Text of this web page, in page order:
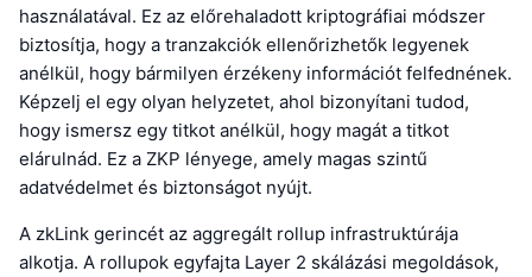
használatával. Ez az előrehaladott kriptográfiai módszer
biztosítja, hogy a tranzakciók ellenőrizhetők legyenek
anélkül, hogy bármilyen érzékeny információt felfednének.
Képzelj el egy olyan helyzetet, ahol bizonyítani tudod,
hogy ismersz egy titkot anélkül, hogy magát a titkot
elárulnád. Ez a ZKP lényege, amely magas szintű
adatvédelmet és biztonságot nyújt.
A zkLink gerincét az aggregált rollup infrastruktúrája
alkotja. A rollupok egyfajta Layer 2 skálázási megoldások,